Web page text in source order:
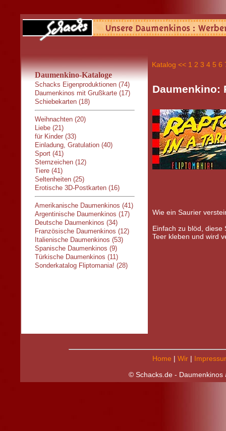
Daumenkino-Kataloge
Schacks Eigenproduktionen (74)
Daumenkinos mit Grußkarte (17)
Schiebekarten (18)
Weihnachten (20)
Liebe (21)
für Kinder (33)
Einladung, Gratulation (40)
Sport (41)
Sternzeichen (12)
Tiere (41)
Seltenheiten (25)
Erotische 3D-Postkarten (16)
Amerikanische Daumenkinos (41)
Argentinische Daumenkinos (17)
Deutsche Daumenkinos (34)
Französische Daumenkinos (12)
Italienische Daumenkinos (53)
Spanische Daumenkinos (9)
Türkische Daumenkinos (11)
Sonderkatalog Fliptomania! (28)
Katalog << 1 2 3 4 5 6
Daumenkino:
Wie ein Saurier
Einfach zu blöd, diese
Teer kleben und wird
Home | Wir|
© Schacks.de - Daumenkinos